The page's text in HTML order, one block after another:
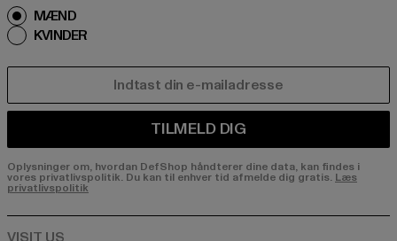
MÆND
KVINDER
TILMELD DIG
Oplysninger om, hvordan DefShop håndterer dine data, kan findes i
vores privatlivspolitik. Du kan til enhver tid afmelde dig gratis. Læs
privatlivspolitik